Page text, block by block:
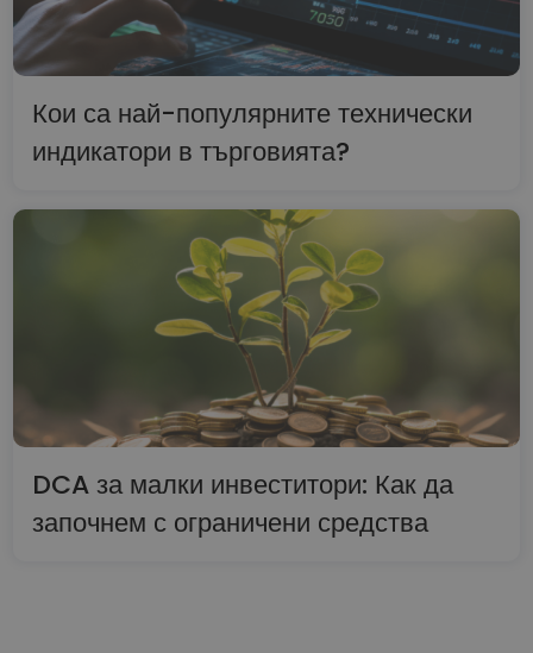
Кои са най-популярните технически
индикатори в търговията?
DCA за малки инвеститори: Как да
започнем с ограничени средства